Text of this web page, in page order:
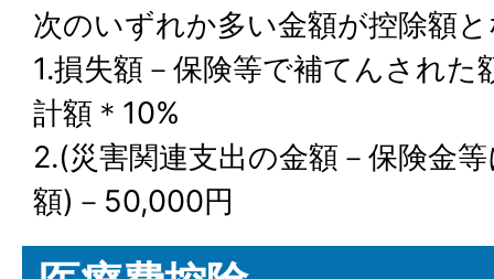
次のいずれか多い金額が控除額
1.損失額－保険等で補てんされた
計額＊10%
2.(災害関連支出の金額－保険金
額)－50,000円